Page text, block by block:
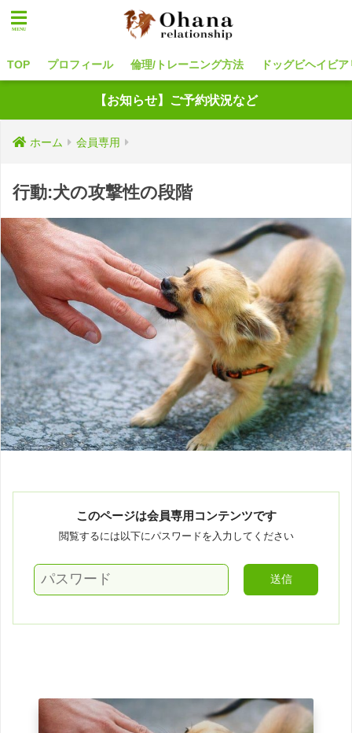
TOP プロフィール 倫理/トレーニング方法 ドッグビヘイビ
【お知らせ】ご予約状況など
ホーム 会員専用
行動:犬の攻撃性の段階
このページは会員専用コンテンツです
閲覧するには以下にパスワードを入力してください